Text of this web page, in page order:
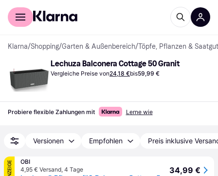
Für Shopper
Klarna/Shopping/Garten & Außenbereich/Töpfe, Pflanzen & Saatgut
Lechuza Balconera Cottage 50 Granit
Vergleiche Preise von24,18 €bis59,99 €
Probiere flexible Zahlungen mit Lerne wie
Versionen Empfohlen Preis inklusive
ANZEIGE
OBI
4,95 € Versand, 4 Tage 34,99 €